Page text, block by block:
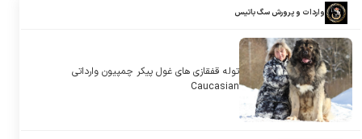
واردات و پرورش سگ باتیس
توله قفقازی های غول پیکر چمپیون وارداتی
Caucasian